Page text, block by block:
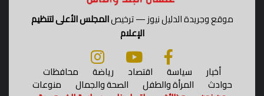
موقع وجريدة الدليل نيوز — ترخيصالمجلس الأعلى لتنظيم
الإعلام
أخبار سياسة اقتصاد رياضة محافظات
حوادث المرأة والطفل الصحة والجمال منوعات